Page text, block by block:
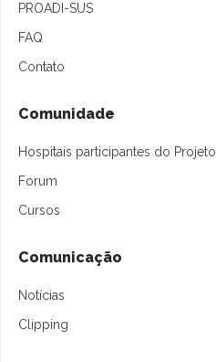
PROADI-SUS
FAQ
Contato
Comunidade
Hospitais participantes do Projeto
Forum
Cursos
Comunicação
Notícias
Clipping